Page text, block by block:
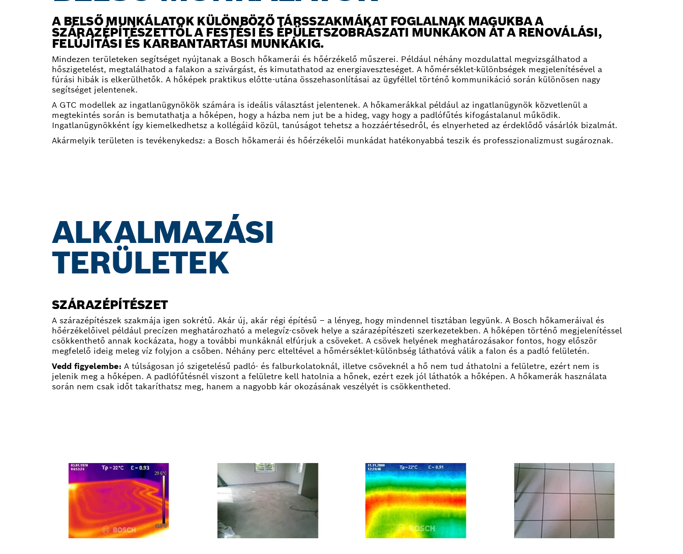
A BELSŐ MUNKÁLATOK KÜLÖNBÖZŐ TÁRSSZAKMÁKAT FOGLALNAK MAGUKBA A
SZÁRAZÉPÍTÉSZETTŐL A FESTÉSI ÉS ÉPÜLETSZOBRÁSZATI MUNKÁKON ÁT A RENOVÁLÁSI,
FELÚJÍTÁSI ÉS KARBANTARTÁSI MUNKÁKIG.
Mindezen területeken segítséget nyújtanak a Bosch hőkamerái és hőérzékelő műszerei. Például néhány mozdulattal megvizsgálhatod a
hőszigetelést, megtalálhatod a falakon a szivárgást, és kimutathatod az energiaveszteséget. A hőmérséklet-különbségek megjelenítésével a
fúrási hibák is elkerülhetők. A hőképek praktikus előtte-utána összehasonlításai az ügyféllel történő kommunikáció során különösen nagy
segítséget jelentenek.
A GTC modellek az ingatlanügynökök számára is ideális választást jelentenek. A hőkamerákkal például az ingatlanügynök közvetlenül a
megtekintés során is bemutathatja a hőképen, hogy a házba nem jut be a hideg, vagy hogy a padlófűtés kifogástalanul működik.
Ingatlanügynökként így kiemelkedhetsz a kollégáid közül, tanúságot tehetsz a hozzáértésedről, és elnyerheted az érdeklődő vásárlók bizalmát.
Akármelyik területen is tevékenykedsz: a Bosch hőkamerái és hőérzékelői munkádat hatékonyabbá teszik és professzionalizmust sugároznak.
ALKALMAZÁSI
TERÜLETEK
SZÁRAZÉPÍTÉSZET
A szárazépítészek szakmája igen sokrétű. Akár új, akár régi építésű – a lényeg, hogy mindennel tisztában legyünk. A Bosch hőkameráival és
hőérzékelőivel például precízen meghatározható a melegvíz-csövek helye a szárazépítészeti szerkezetekben. A hőképen történő megjelenítéssel
csökkenthető annak kockázata, hogy a további munkáknál elfúrjuk a csöveket. A csövek helyének meghatározásakor fontos, hogy először
megfelelő ideig meleg víz folyjon a csőben. Néhány perc elteltével a hőmérséklet-különbség láthatóvá válik a falon és a padló felületén.
Vedd figyelembe: A túlságosan jó szigetelésű padló- és falburkolatoknál, illetve csöveknél a hő nem tud áthatolni a felületre, ezért nem is
jelenik meg a hőképen. A padlófűtésnél viszont a felületre kell hatolnia a hőnek, ezért ezek jól láthatók a hőképen. A hőkamerák használata
során nem csak időt takaríthatsz meg, hanem a nagyobb kár okozásának veszélyét is csökkentheted.